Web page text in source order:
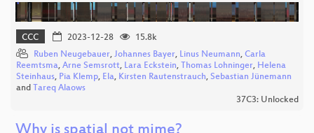
CCC 2023-12-28
15.8k
Ruben Neugebauer, Johannes Bayer, Linus Neumann, Carla
Reemtsma, Arne Semsrott, Lara Eckstein, Thomas Lohninger, Helena
Steinhaus, Pia Klemp, Ela, Kirsten Rautenstrauch, Sebastian Jünemann
and Tareq Alaows
37C3: Unlocked